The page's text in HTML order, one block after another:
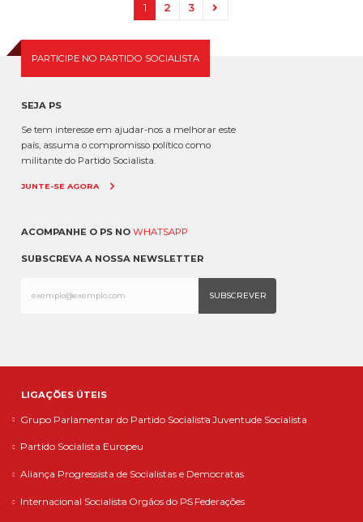
1 2 3
PARTICIPE NO PARTIDO SOCIALISTA
SEJA PS
Se tem interesse em ajudar-nos a melhorar este
país, assuma o compromisso político como
militante do Partido Socialista.
JUNTE-SE AGORA
ACOMPANHE O PS NO WHATSAPP
SUBSCREVA A NOSSA NEWSLETTER
LIGAÇÕES ÚTEIS
Grupo Parlamentar do Partido Socialista Juventude Socialista
Partido Socialista Europeu
Aliança Progressista de Socialistas e Democratas
Internacional Socialista Orgãos do PS Federações